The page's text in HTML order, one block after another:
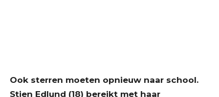
Ook sterren moeten opnieuw naar school.
Stien Edlund (18) bereikt met haar